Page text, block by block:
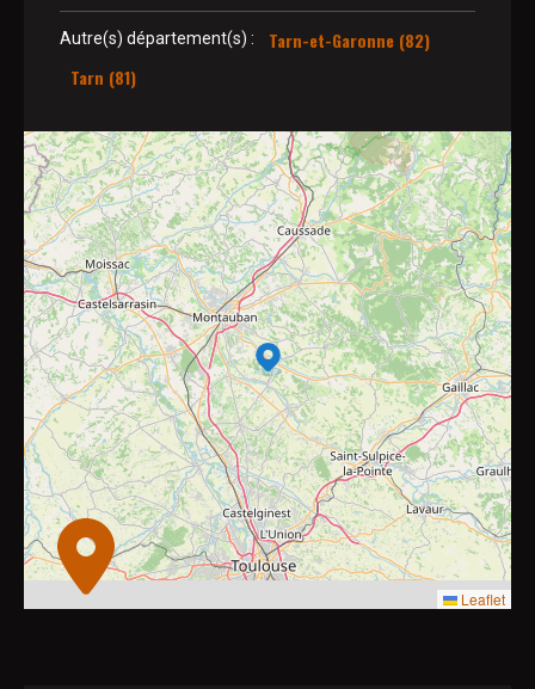
Autre(s) département(s) :
Tarn-et-Garonne (82)
Tarn (81)
2
2
2
2
2
3
3
6
6
9
7
8
4
11
10
Leaflet